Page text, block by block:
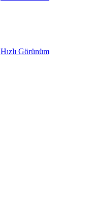
Hızlı Görünüm